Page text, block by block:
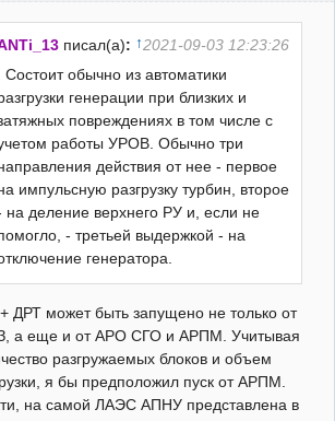
писал(а): ↑2021-09-03 12:23:26
. Состоит обычно из автоматики
генерации при близких и
повреждениях в том числе с
работы УРОВ. Обычно три
действия от нее - первое
импульсную разгрузку турбин, второе
на деление верхнего РУ и, если не
- третьей выдержкой - на
генератора.
ДРТ может быть запущено не только от
а еще и от АРО СГО и АРПМ. Учитывая
разгружаемых блоков и объем
я бы предположил пуск от АРПМ.
на самой ЛАЭС АПНУ представлена в